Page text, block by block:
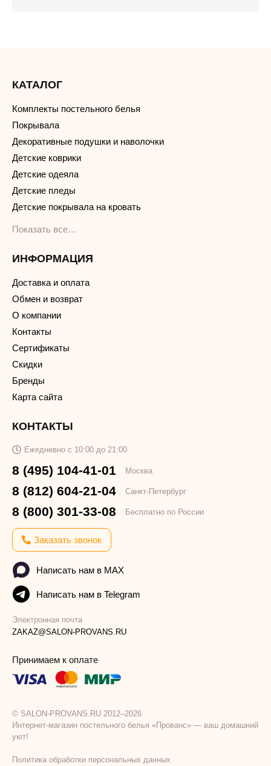
КАТАЛОГ
Комплекты постельного белья
Покрывала
Декоративные подушки и наволочки
Детские коврики
Детские одеяла
Детские пледы
Детские покрывала на кровать
Показать все…
ИНФОРМАЦИЯ
Доставка и оплата
Обмен и возврат
О компании
Контакты
Сертификаты
Скидки
Бренды
Карта сайта
КОНТАКТЫ
Ежедневно с 10:00 до 21:00
8 (495) 104-41-01 Москва
8 (812) 604-21-04 Санкт-Петербург
8 (800) 301-33-08 Бесплатно по России
Заказать звонок
Написать нам в MAX
Написать нам в Telegram
Электронная почта
ZAKAZ@SALON-PROVANS.RU
Принимаем к оплате
© SALON-PROVANS.RU 2012–2026
Интернет-магазин постельного белья «Прованс» — ваш домашний
уют!
Политика обработки персональных данных